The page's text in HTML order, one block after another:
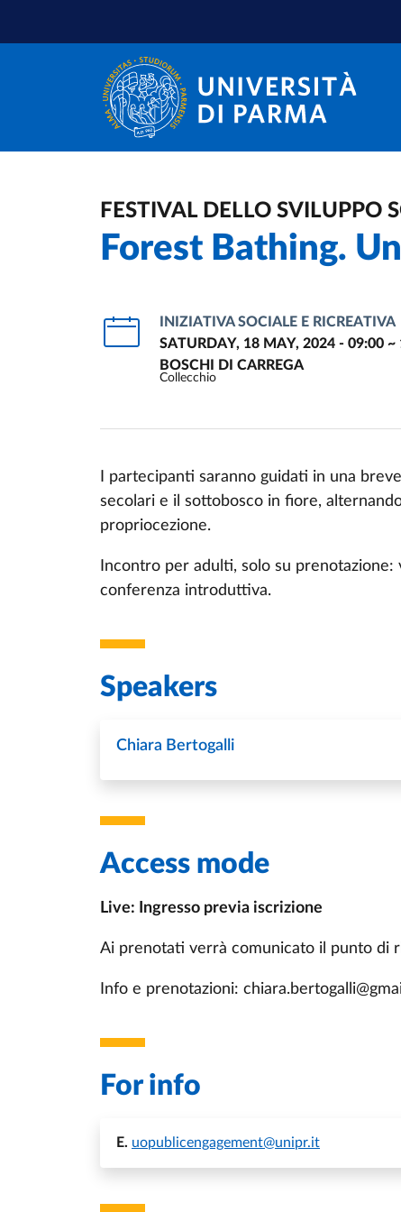
FESTIVAL DELLO SVILUPPO
Forest Bathing.
INIZIATIVA SOCIALE E RICREATIVA
SATURDAY, 18 MAY, 2024 - 09:00 ~
BOSCHI DI CARREGA
Collecchio
Event description
I partecipanti saranno guidati in una
secolari e il sottobosco in fiore,
propriocezione.
Incontro per adulti, solo su
conferenza introduttiva.
Speakers
Chiara Bertogalli
Access mode
Live: Ingresso previa iscrizione
Ai prenotati verrà comunicato il punto di
Info e prenotazioni:
For info
E. uopublicengagement@unipr.it